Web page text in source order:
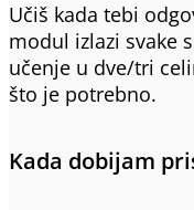
Učiš kada tebi
modul izlazi svake
učenje u dve/tri
što je potrebno.
Kada dobijam